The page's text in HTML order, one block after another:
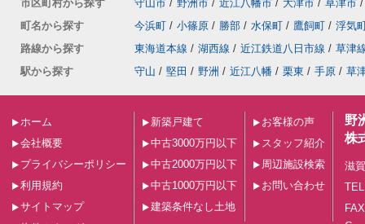
市区町村から探す 守山市 / 野洲市 / 近江八幡市 / 大津市 / 草津市 /
町名から探す
今浜町 / 小篠原 / 勝部 / 水保町 / 鷹飼町 / 浮気
路線から探す
東海道本線 / 湖西線 / 近江鉄道八日市線 / 草津
駅から探す
守山 / 堅田 / 野洲 / 近江八幡 / 栗東 / 手原 / 草
ホーム
会社概要
プライバシーポリシー
利用規約
サイトマップ
新築戸建て
中古3000万円以下
中古2000万円以下
中古1000万円以下
建築条件なし土地
お客様の声
スタッフ紹介
周辺施設検索
お問い合わせ
野
株
滋